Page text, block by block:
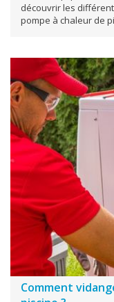
découvrir les
pompe à chaleur de
Comment